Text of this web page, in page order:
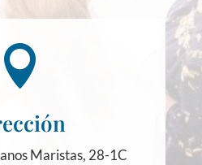

Maristas, 28-1C